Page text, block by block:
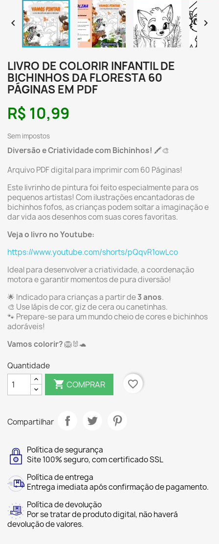
 
LIVRO DE COLORIR INFANTIL DE
BICHINHOS DA FLORESTA 60
PÁGINAS EM PDF
R$ 10,99
Sem impostos
Diversão e Criatividade com Bichinhos! 🖍️🎨
Arquivo PDF digital para imprimir com 60 Páginas!
Este livrinho de pintura foi feito especialmente para os
pequenos artistas! Com ilustrações encantadoras de
bichinhos fofos, as crianças podem soltar a imaginação e
dar vida aos desenhos com suas cores favoritas.
Veja o livro no Youtube:
https://www.youtube.com/shorts/pQqvR1owLco
Ideal para desenvolver a criatividade, a coordenação
motora e garantir momentos de pura diversão!
🌟 Indicado para crianças a partir de3 anos.
🎨 Use lápis de cor, giz de cera ou canetinhas.
🐾 Prepare-se para um mundo cheio de cores e bichinhos
adoráveis!
Vamos colorir?🦁🐰🐢
Quantidade
 COMPRAR favorite_border
Compartilhar
Política de segurança
Site 100% seguro, com certificado SSL
Política de entrega
Entrega imediata após confirmação de pagamento.
Política de devolução
Por se tratar de produto digital, não haverá
devolução de valores.